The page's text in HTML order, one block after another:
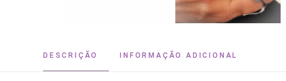
DESCRIÇÃO INFORMAÇÃO ADICIONAL